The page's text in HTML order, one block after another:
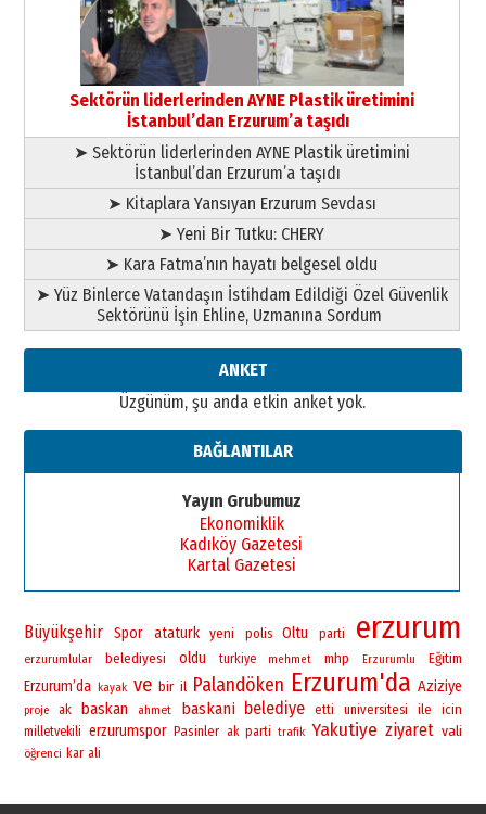
13 Mayıs 2026 Çarşamba
Esat BİNDESEN
Başkan Sekmen’den Erzurum’a
bir vizyon proje daha!
02 Ağustos 2026 Pazar
Sektörün liderlerinden AYNE Plastik üretimini
İstanbul’dan Erzurum’a taşıdı
➤ Sektörün liderlerinden AYNE Plastik üretimini
İstanbul’dan Erzurum’a taşıdı
➤ Kitaplara Yansıyan Erzurum Sevdası
➤ Yeni Bir Tutku: CHERY
➤ Kara Fatma’nın hayatı belgesel oldu
➤ Yüz Binlerce Vatandaşın İstihdam Edildiği Özel Güvenlik
Sektörünü İşin Ehline, Uzmanına Sordum
ANKET
Üzgünüm, şu anda etkin anket yok.
BAĞLANTILAR
Yayın Grubumuz
Ekonomiklik
Kadıköy Gazetesi
Kartal Gazetesi
Büyükşehir Spor ataturk yeni polis Oltu parti erzurum
erzurumlular belediyesi oldu turkiye mehmet mhp Erzurumlu Eğitim
Erzurum’da kayak ve bir il Palandöken Erzurum'da Aziziye
proje ak baskan ahmet baskani belediye etti universitesi ile icin
milletvekili erzurumspor Pasinler ak parti trafik Yakutiye ziyaret vali
öğrenci kar ali